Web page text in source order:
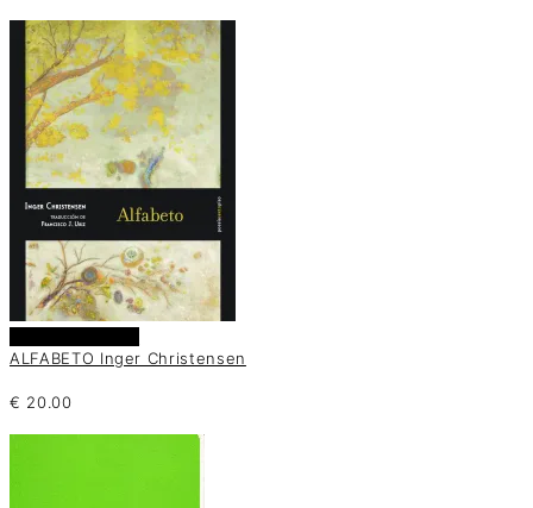
ALFABETO Inger Christensen
€ 20.00